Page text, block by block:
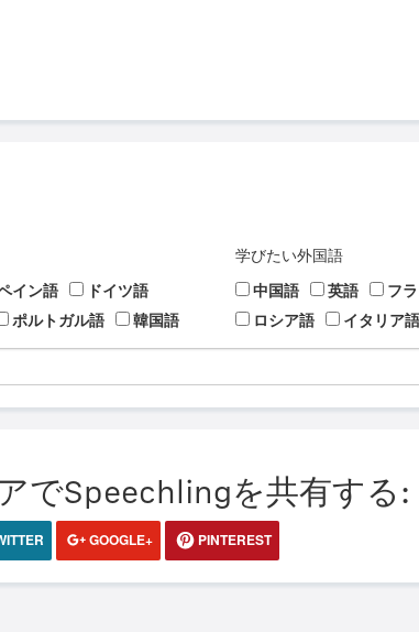
イン語
ドイツ語
ポルトガル語 韓国語
学びたい外国語
中国語
英語 フ
ロシア語
イタリア語
でSpeechlingを共有する:
GOOGLE+ PINTEREST